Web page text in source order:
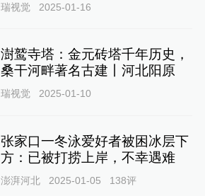
瑞视觉 2025-01-16
澍鹫寺塔：金元砖塔千年历史，
桑干河畔著名古建丨河北阳原
瑞视觉 2025-01-10
张家口一冬泳爱好者被困冰层下
方：已被打捞上岸，不幸遇难
澎湃河北 2025-01-05 138评